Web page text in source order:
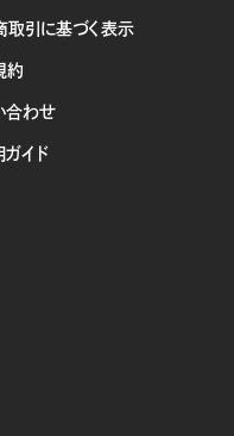
取引に基づく表示
約
合わせ
ガイド